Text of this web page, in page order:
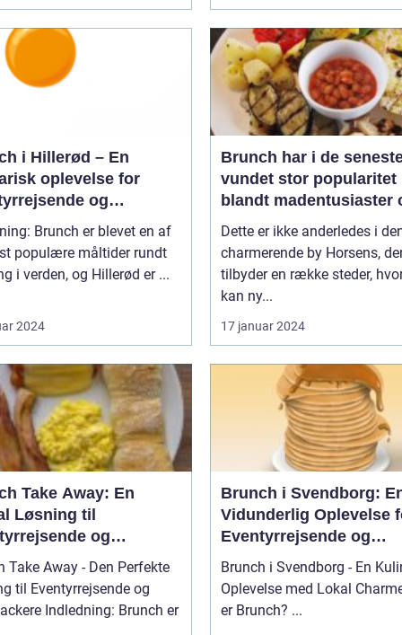
i Hillerød – En
oplevelse for
og
Brunch er blevet en af
populære måltider rundt
i verden, og Hillerød er ...
2024
Brunch har i de
vundet stor popularitet
blandt madentusiaster
dem, der elsker at
kombinere de lækreste
morgenmadslækkerier
frokostfavoritter
Dette er ikke anderledes i
charmerende by Horsens,
tilbyder en række steder,
kan ny...
17 januar 2024
Take Away: En
Løsning til
og
Take Away - Den Perfekte
til Eventyrrejsende og
Brunch er
Brunch i Svendborg:
Vidunderlig Oplevelse
Eventyrrejsende og
Backpackere
Brunch i Svendborg - En
Oplevelse med Lokal Charme
er Brunch? ...